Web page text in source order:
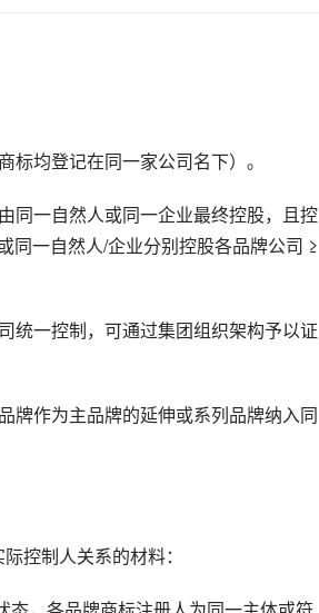
均登记在同一家公司名下）。
同一自然人或同一企业最终控股，且控
同一自然人/企业分别控股各品牌公司 ≥
统一控制，可通过集团组织架构予以证
牌作为主品牌的延伸或系列品牌纳入同
控制人关系的材料：